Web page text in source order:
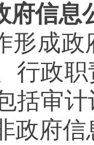
府信息
形成
行政
括审
政府